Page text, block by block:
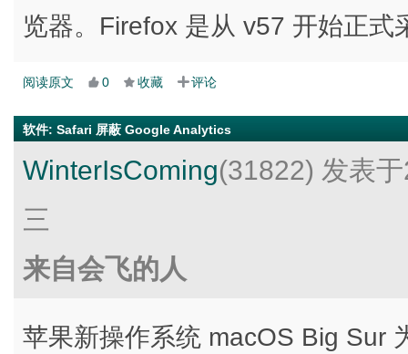
览器。Firefox 是从 v57 开始正
阅读原文 0 收藏 评论
软件: Safari 屏蔽 Google Analytics
WinterIsComing(31822) 发表
三
来自会飞的人
苹果新操作系统 macOS Big Sur